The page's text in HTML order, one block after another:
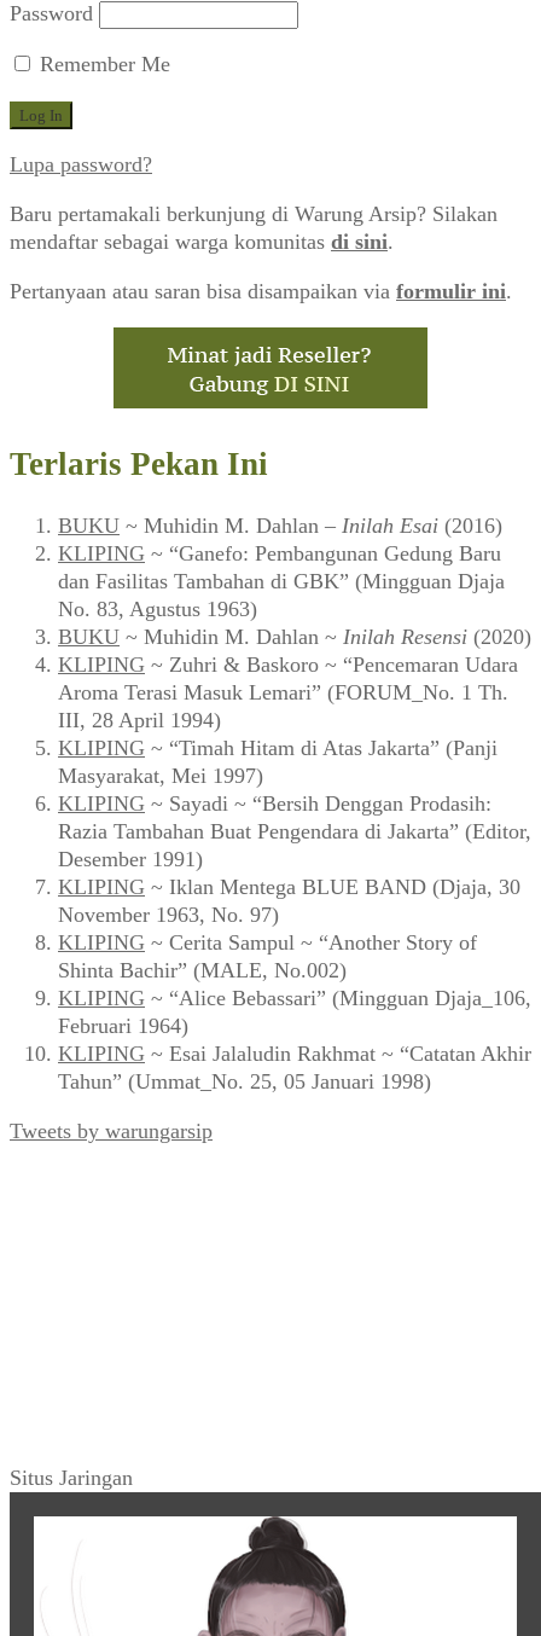
Password
Remember Me
Lupa password?
Baru pertamakali berkunjung di Warung Arsip? Silakan
mendaftar sebagai warga komunitas di sini.
Pertanyaan atau saran bisa disampaikan via formulir ini.
Terlaris Pekan Ini
BUKU ~ Muhidin M. Dahlan – Inilah Esai (2016)
KLIPING ~ “Ganefo: Pembangunan Gedung Baru
dan Fasilitas Tambahan di GBK” (Mingguan Djaja
No. 83, Agustus 1963)
BUKU ~ Muhidin M. Dahlan ~ Inilah Resensi (2020)
KLIPING ~ Zuhri & Baskoro ~ “Pencemaran Udara
Aroma Terasi Masuk Lemari” (FORUM_No. 1 Th.
III, 28 April 1994)
KLIPING ~ “Timah Hitam di Atas Jakarta” (Panji
Masyarakat, Mei 1997)
KLIPING ~ Sayadi ~ “Bersih Denggan Prodasih:
Razia Tambahan Buat Pengendara di Jakarta” (Editor,
Desember 1991)
KLIPING ~ Iklan Mentega BLUE BAND (Djaja, 30
November 1963, No. 97)
KLIPING ~ Cerita Sampul ~ “Another Story of
Shinta Bachir” (MALE, No.002)
KLIPING ~ “Alice Bebassari” (Mingguan Djaja_106,
Februari 1964)
KLIPING ~ Esai Jalaludin Rakhmat ~ “Catatan Akhir
Tahun” (Ummat_No. 25, 05 Januari 1998)
Tweets by warungarsip
Situs Jaringan